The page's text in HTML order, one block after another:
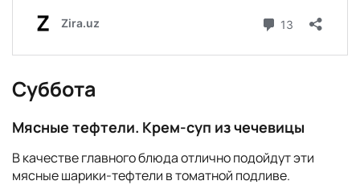
Суббота
Мясные тефтели. Крем-суп из чечевицы
В качестве главного блюда отлично подойдут эти
мясные шарики-тефтели в томатной подливе.